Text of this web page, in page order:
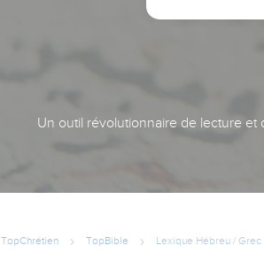
Un outil révolutionnaire de lecture et
TopChrétien TopBible Lexique Hébreu / Grec